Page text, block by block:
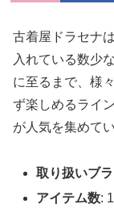
古着屋ドラセナ
入れている数少
に至るまで、様
ず楽しめるライ
が人気を集めてい
取り扱いブ
アイテム数: